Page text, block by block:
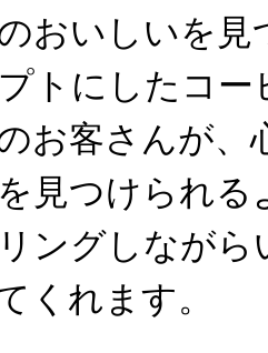
おいしいを
トにしたコー
お客さんが、
見つけられる
ングしなが
くれます。